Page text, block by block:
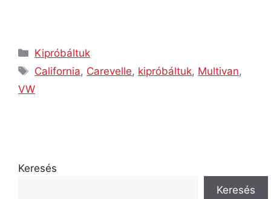
Kipróbáltuk
California, Carevelle, kipróbáltuk, Multivan,
VW
Keresés
Keresés